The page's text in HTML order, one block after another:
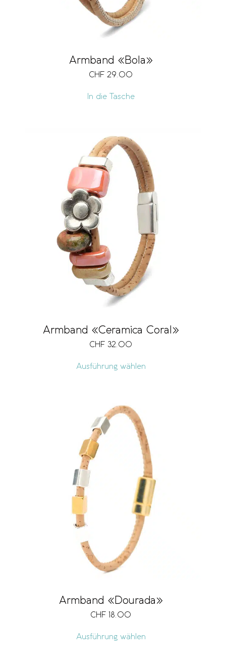
Armband «Bola»
CHF 29.00
In die Tasche
Armband «Ceramica Coral»
CHF 32.00
Ausführung wählen
Armband «Dourada»
CHF 18.00
Ausführung wählen